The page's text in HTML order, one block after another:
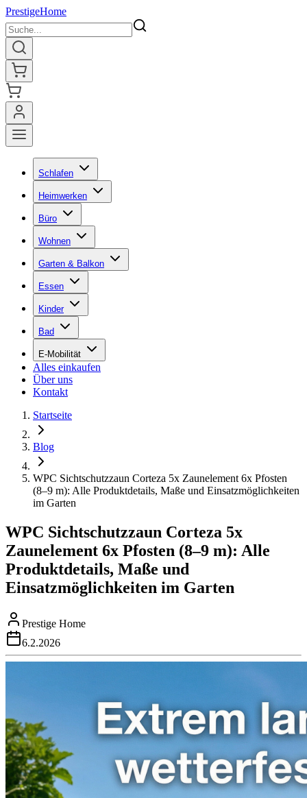
PrestigeHome
Schlafen
Heimwerken
Büro
Wohnen
Garten & Balkon
Essen
Kinder
Bad
E-Mobilität
Alles einkaufen
Über uns
Kontakt
Startseite
Blog
WPC Sichtschutzzaun Corteza 5x Zaunelement 6x Pfosten
(8–9 m): Alle Produktdetails, Maße und Einsatzmöglichkeiten
im Garten
WPC Sichtschutzzaun Corteza 5x
Zaunelement 6x Pfosten (8–9 m): Alle
Produktdetails, Maße und
Einsatzmöglichkeiten im Garten
Prestige Home
6.2.2026